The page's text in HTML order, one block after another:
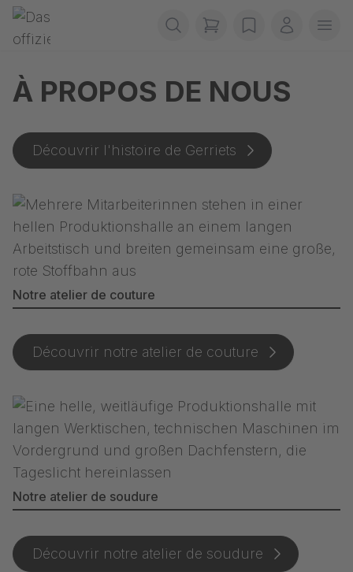
Passer la navigation
Gerriets
items in cart, view
wishlistMon
À PROPOS DE NOUS
Découvrir l'histoire de Gerriets
Notre atelier de couture
Découvrir notre atelier de couture
Notre atelier de soudure
Découvrir notre atelier de soudure